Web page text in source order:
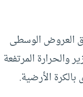
العروض الوسطى
والحرارة المرتفعة
الأرضية.